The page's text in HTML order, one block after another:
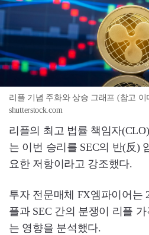
리플 기념 주화와 상승 그래프 (참고 이
shutterstock.com
리플의 최고 법률 책임자
는 이번 승리를 SEC의 반(反)
요한 저항이라고 강조했다.
투자 전문매체 FX엠파이어는
플과 SEC 간의 분쟁이 리플
는 영향을 분석했다.